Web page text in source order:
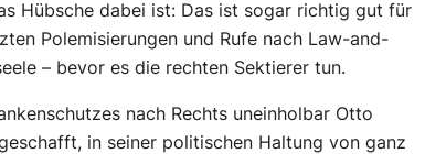
Hübsche dabei ist: Das ist sogar richtig gut für
Polemisierungen und Rufe nach Law-and-
– bevor es die rechten Sektierer tun.
nach Rechts uneinholbar Otto
in seiner politischen Haltung von ganz